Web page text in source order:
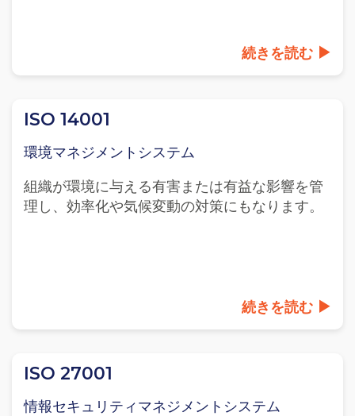
続きを読む
ISO 14001
環境マネジメントシステム
組織が環境に与える有害または有益な影響を管
理し、効率化や気候変動の対策にもなります。
続きを読む
ISO 27001
情報セキュリティマネジメントシステム